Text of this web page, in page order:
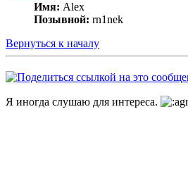
Имя: Alex
Позывной: rn1nek
Вернуться к началу
Я иногда слушаю для интереса.